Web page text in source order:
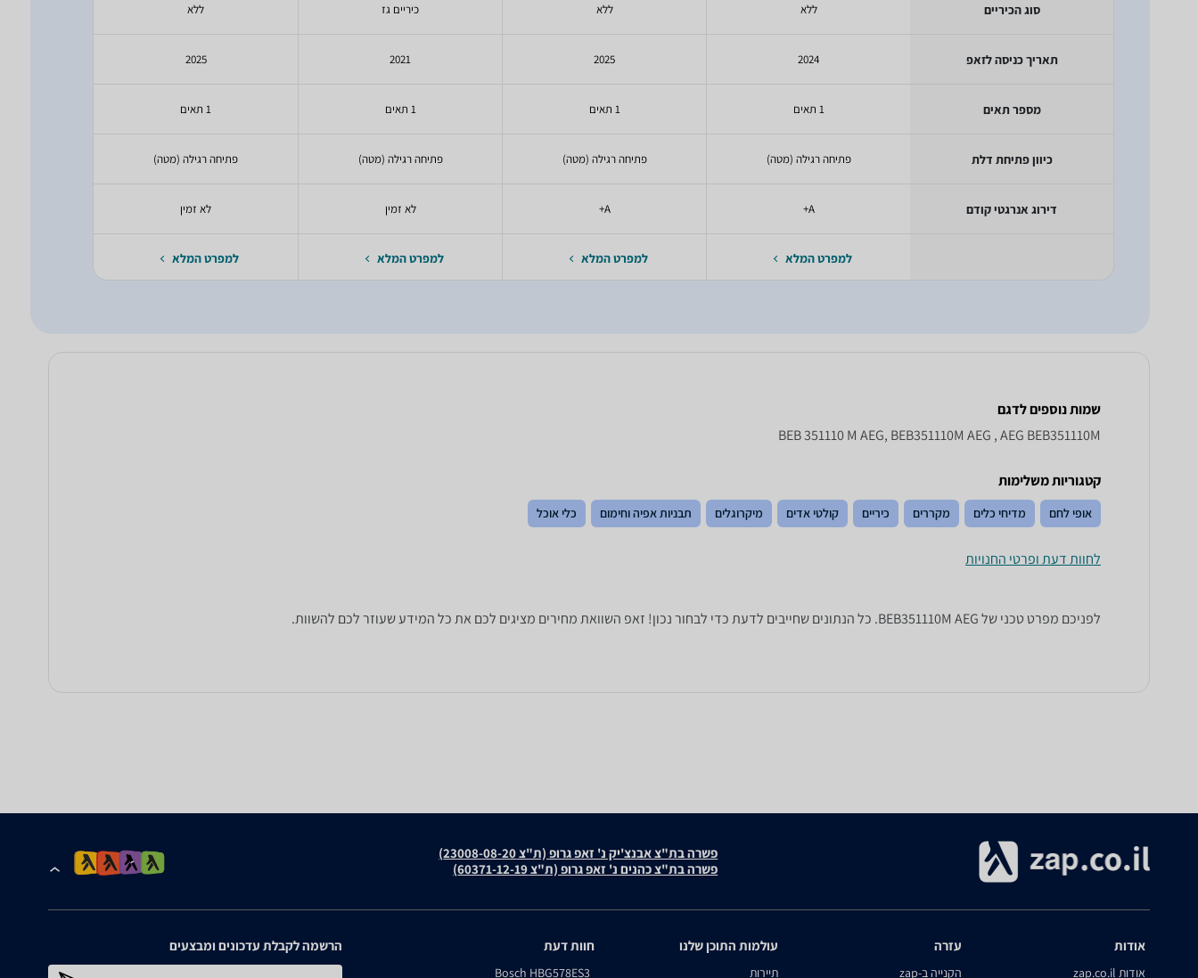
סוג הכיריים
תאריך כניסה לזאפ
מספר תאים
כיוון פתיחת דלת
דירוג אנרגטי קודם
ללא
2024
1 תאים
פתיחה רגילה (מטה)
A+
למפרט המלא
ללא
2025
1 תאים
פתיחה רגילה (מטה)
A+
למפרט המלא
כיריים גז
2021
1 תאים
פתיחה רגילה (מטה)
לא זמין
למפרט המלא
ללא
2025
1 תאים
פתיחה רגילה (מטה)
לא זמין
למפרט המלא
שמות נוספים לדגם
BEB 351110 M AEG, BEB351110M AEG , AEG BEB351110M
קטגוריות משלימות
אופי לחם מדיחי כלים מקררים כיריים קולטי אדים מיקרוגלים תבניות אפיה וחימום כלי אוכל
לחוות דעת ופרטי החנויות
לפניכם מפרט טכני של BEB351110M AEG. כל הנתונים שחייבים לדעת כדי לבחור נכון! זאפ השוואת מחירים מציגים לכם את כל המידע שעוזר לכם להשוות.
פשרה בת"צ אבנצ'יק נ' זאפ גרופ (ת"צ 23008-08-20)
פשרה בת"צ כהנים נ' זאפ גרופ (ת"צ 60371-12-19)
אודות
אודות zap.co.il
עזרה
הקנייה ב-zap
עולמות התוכן שלנו
תיירות
חוות דעת
Bosch HBG578ES3
הרשמה לקבלת עדכונים ומבצעים